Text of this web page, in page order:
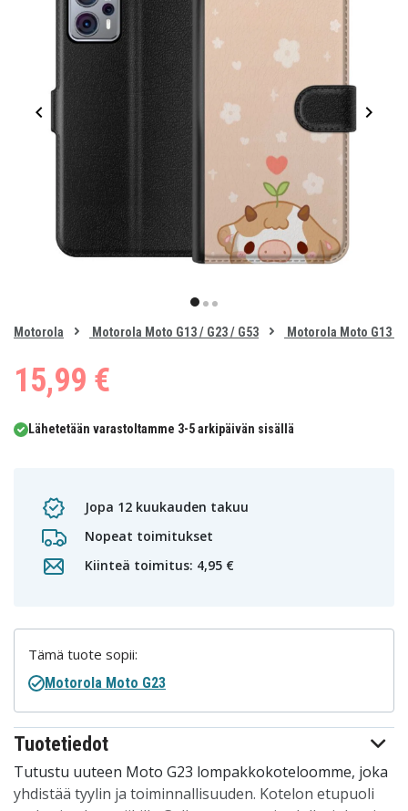
item
012
of
Motorola Motorola Moto G13 / G23 / G53 Motorola Moto G13 /
15,99 €
Lähetetään varastoltamme 3-5 arkipäivän sisällä
Jopa 12 kuukauden takuu
Nopeat toimitukset
Kiinteä toimitus: 4,95 €
Tuotetiedot
Tutustu uuteen Moto G23 lompakkokoteloomme, joka
yhdistää tyylin ja toiminnallisuuden. Kotelon etupuoli
Tämä tuote sopii:
Motorola Moto G23